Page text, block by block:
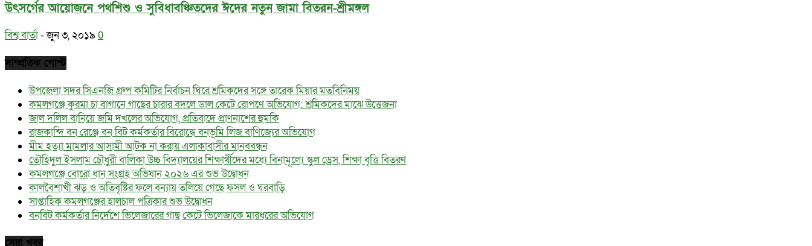
উৎসর্গের আয়োজনে পথশিশু ও সুবিধাবঞ্চিতদের ঈদের নতুন জামা বিতরন-শ্রীমঙ্গল
বিশ্ব বার্তা- জুন ৩, ২০১৯ 0
সাম্প্রতিক পোস্ট
উপজেলা সদর সিএনজি গ্রুপ কমিটির নির্বাচন ঘিরে শ্রমিকদের সঙ্গে তারেক মিয়ার মতবিনিময়
কমলগঞ্জে কুরমা চা বাগানে গাছের চারার বদলে ডাল কেটে রোপণে অভিযোগ: শ্রমিকদের মাঝে উত্তেজনা
জাল দলিল বানিয়ে জমি দখলের অভিযোগ, প্রতিবাদে প্রাণনাশের হুমকি
রাজকান্দি বন রেঞ্জে বন বিট কর্মকর্তার বিরোদ্ধে বনভূমি লিজ বাণিজ্যের অভিযোগ
মীম হত্যা মামলার আসামী আটক না করায় এলাকাবাসীর মানববন্ধন
তৌহিদুল ইসলাম চৌধুরী বালিকা উচ্চ বিদ্যালয়ের শিক্ষার্থীদের মধ্যে বিনামূল্যে স্কুল ড্রেস, শিক্ষা বৃত্তি বিতরণ
কমলগঞ্জে বোরো ধান সংগ্রহ অভিযান ২০২৬ এর শুভ উদ্বোধন
কালবৈশাখী ঝড় ও অতিবৃষ্টির ফলে বন্যায় তলিয়ে গেছে ফসল ও ঘরবাড়ি
সাপ্তাহিক কমলগঞ্জের হালচাল পত্রিকার শুভ উদ্বোধন
বনবিট কর্মকর্তার নির্দেশে ভিলেজারের গাছ কেটে ভিলেজাকে মারধরের অভিযোগ
সেরা খবর